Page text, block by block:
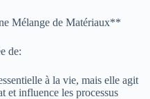
Mélange de Matériaux**
de:
à la vie, mais elle agit
et influence les processus